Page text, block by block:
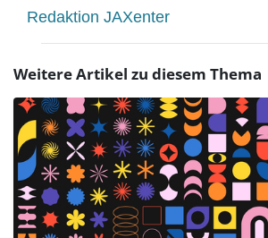
Redaktion JAXenter
Weitere Artikel zu diesem Thema